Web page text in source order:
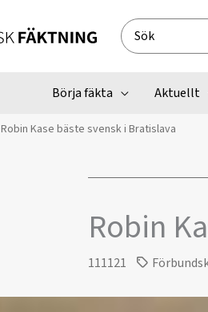
Search
for:
Börja fäkta Aktuellt
Robin Kase bäste svensk i Bratislava
Robin
111121